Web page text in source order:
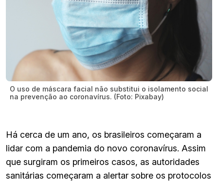
O uso de máscara facial não substitui o isolamento social
na prevenção ao coronavírus. (Foto: Pixabay)
Há cerca de um ano, os brasileiros começaram a
lidar com a pandemia do novo coronavírus. Assim
que surgiram os primeiros casos, as autoridades
sanitárias começaram a alertar sobre os protocolos